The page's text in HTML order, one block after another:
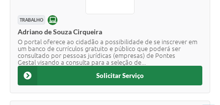
TRABALHO ONLINE
Adriano de Souza Cirqueira
O portal oferece ao cidadão a possibilidade de se inscrever em
um banco de currículos gratuito e público que poderá ser
consultado por pessoas jurídicas (empresas) de Pontes
Gestal visando a consulta para a seleção de...
Solicitar Serviço